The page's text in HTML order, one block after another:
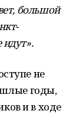
большой
не
годы,
и в ходе